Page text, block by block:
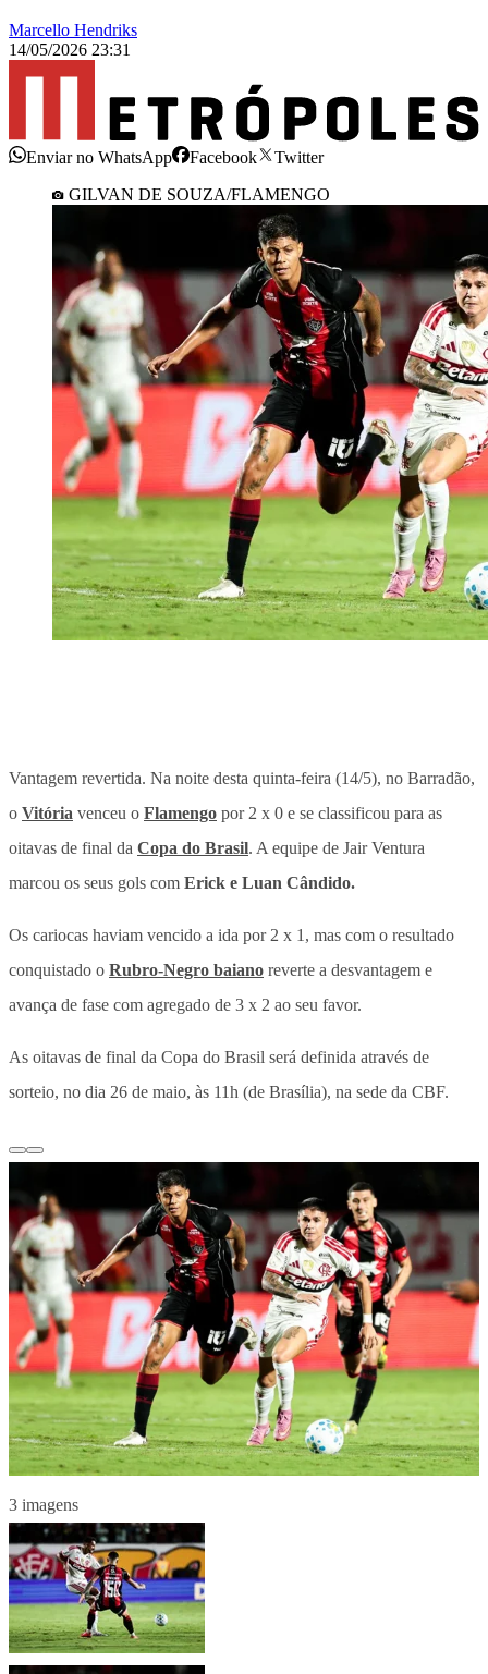
Marcello Hendriks
14/05/2026 23:31
Enviar no WhatsApp Facebook
Twitter
GILVAN DE SOUZA/FLAMENGO
Vantagem revertida. Na noite desta quinta-feira (14/5), no Barradão,
o Vitória venceu o Flamengo por 2 x 0 e se classificou para as
oitavas de final da Copa do Brasil. A equipe de Jair Ventura
marcou os seus gols com Erick e Luan Cândido.
Os cariocas haviam vencido a ida por 2 x 1, mas com o resultado
conquistado o Rubro-Negro baiano reverte a desvantagem e
avança de fase com agregado de 3 x 2 ao seu favor.
As oitavas de final da Copa do Brasil será definida através de
sorteio, no dia 26 de maio, às 11h (de Brasília), na sede da CBF.
3 imagens